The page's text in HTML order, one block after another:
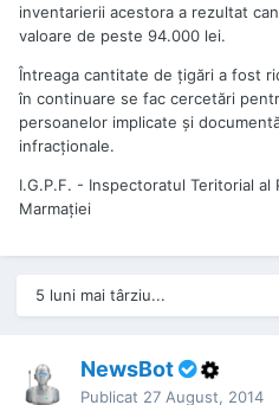
inventarierii acestora a rezultat
valoare de peste 94.000 lei.
Întreaga cantitate de ţigări a fost
în continuare se fac cercetări
persoanelor implicate şi
infracţionale.
I.G.P.F. - Inspectoratul Teritorial
Marmaţiei
5 luni mai târziu...
NewsBot
Publicat 27 August, 2014